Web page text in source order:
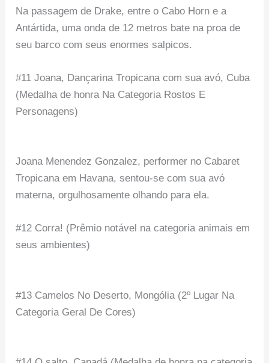
Na passagem de Drake, entre o Cabo Horn e a
Antártida, uma onda de 12 metros bate na proa de
seu barco com seus enormes salpicos.
#11 Joana, Dançarina Tropicana com sua avó, Cuba
(Medalha de honra Na Categoria Rostos E
Personagens)
Joana Menendez Gonzalez, performer no Cabaret
Tropicana em Havana, sentou-se com sua avó
materna, orgulhosamente olhando para ela.
#12 Corra! (Prêmio notável na categoria animais em
seus ambientes)
#13 Camelos No Deserto, Mongólia (2º Lugar Na
Categoria Geral De Cores)